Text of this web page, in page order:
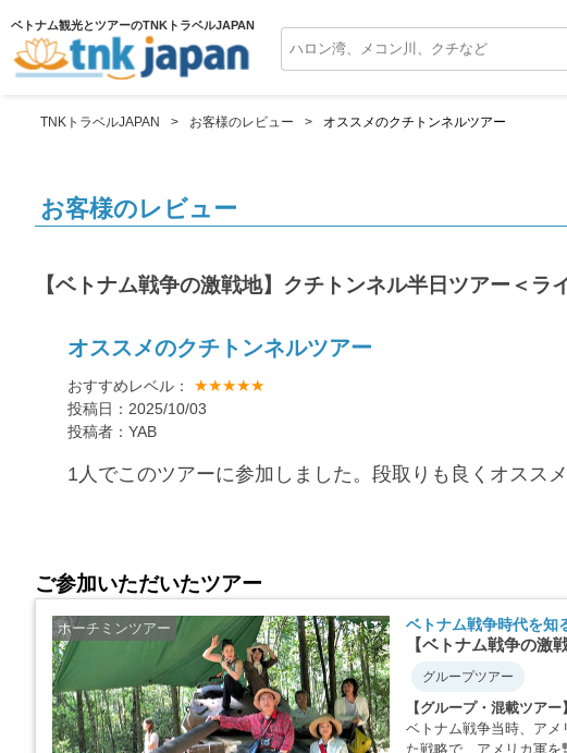
ベトナム観光とツアーのTNKトラベルJAPAN
TNKトラベルJAPAN お客様のレビュー オススメのクチトンネルツアー
お客様のレビュー
【ベトナム戦争の激戦地】クチトンネル半日ツアー＜ラ
オススメのクチトンネルツアー
おすすめレベル： ★★★★★
投稿日：2025/10/03
投稿者：YAB
1人でこのツアーに参加しました。段取りも良くオスス
ご参加いただいたツアー
ホーチミンツアー ベトナム戦争時代を知
【ベトナム戦争の激
グループツアー
【グループ・混載ツアー】
ベトナム戦争当時、ア
た戦略で、アメリカ軍